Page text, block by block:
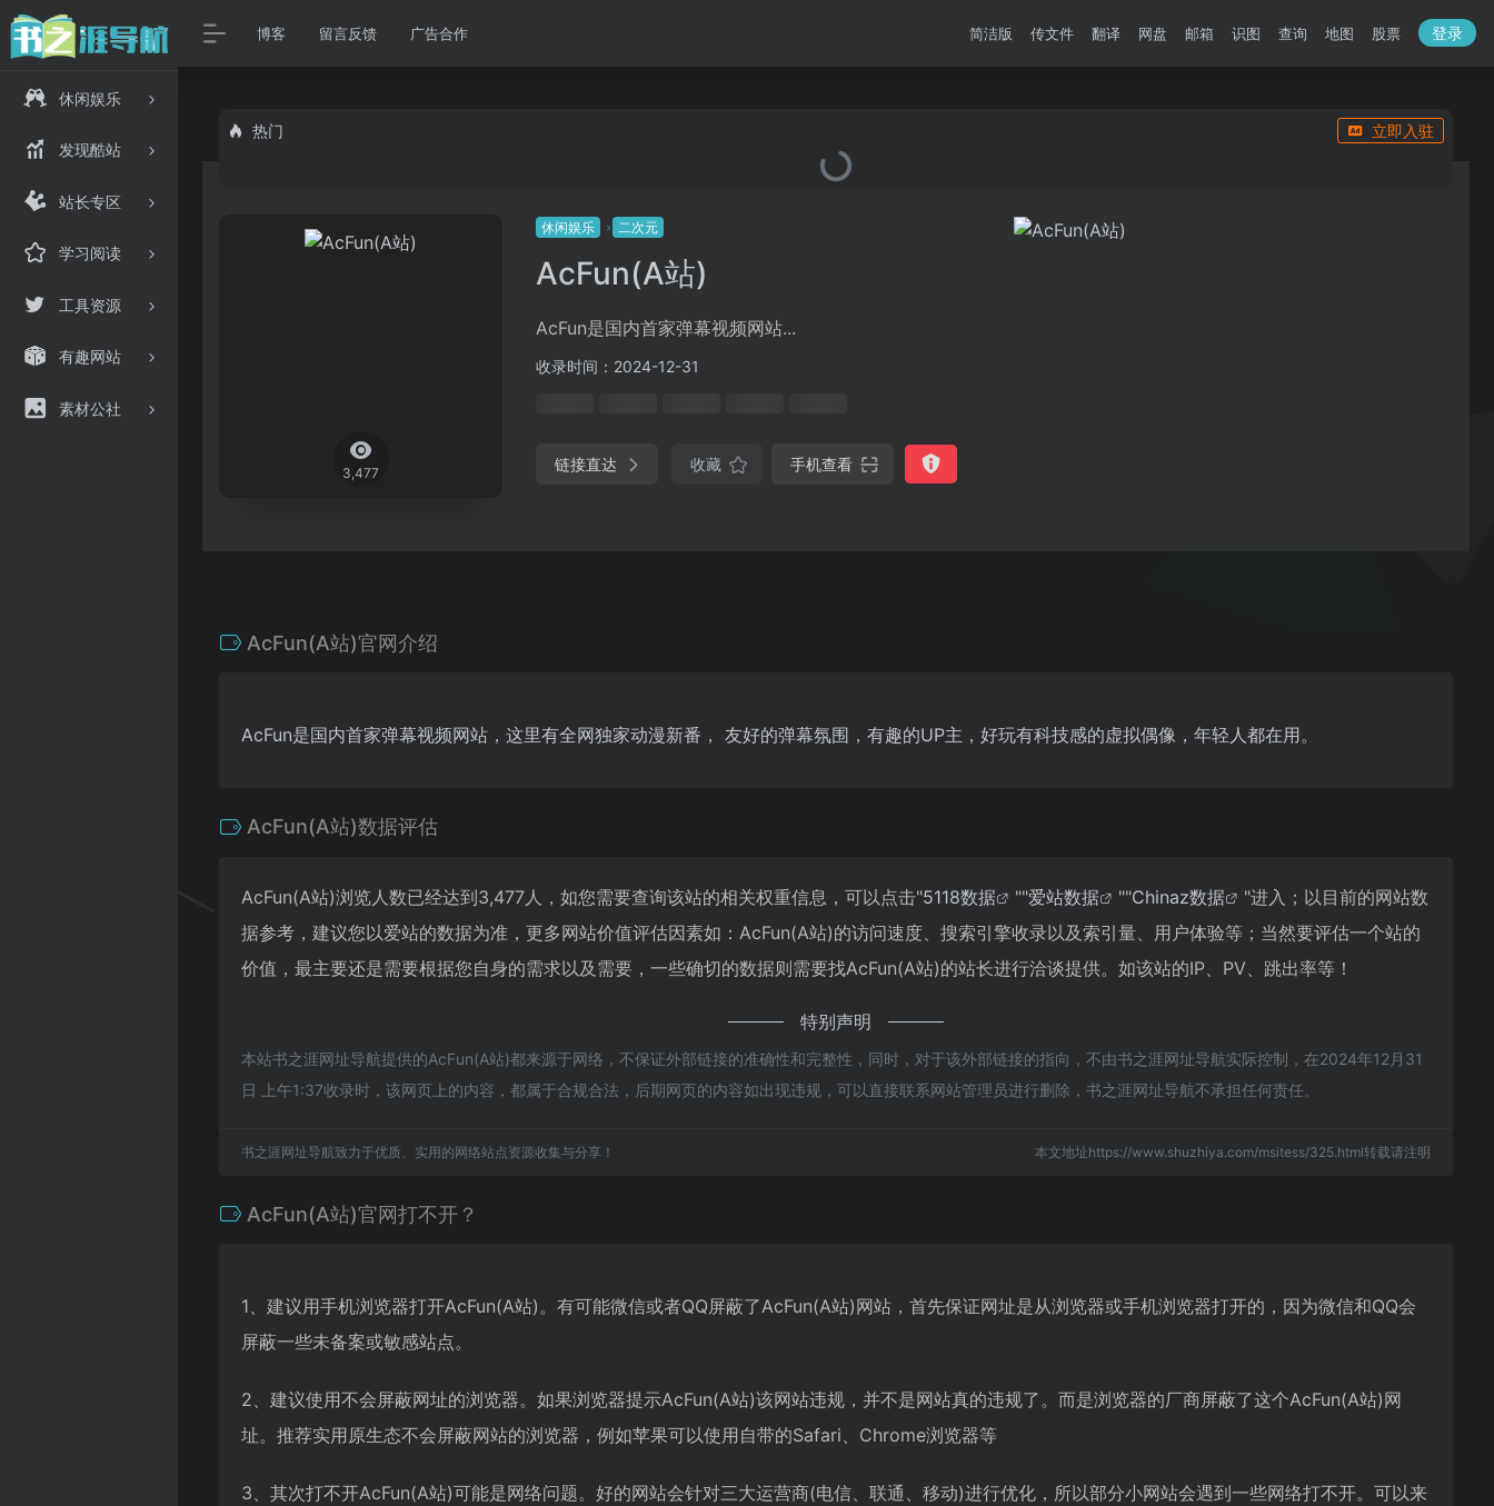
休闲娱乐
发现酷站
站长专区
学习阅读
工具资源
有趣网站
素材公社
博客 留言反馈 广告合作 简洁版 传文件 翻译 网盘 邮箱 识图 查询 地图 股票 登录
热门 立即入驻
3,477
休闲娱乐 二次元
AcFun(A站)
AcFun是国内首家弹幕视频网站...
收录时间：2024-12-31
链接直达 收藏 手机查看
AcFun(A站)官网介绍
AcFun是国内首家弹幕视频网站，这里有全网独家动漫新番， 友好的弹幕氛围，有趣的UP主，好玩有科技感的虚拟偶像，年轻人都在用。
AcFun(A站)数据评估
AcFun(A站)浏览人数已经达到3,477人，如您需要查询该站的相关权重信息，可以点击"5118数据 ""爱站数据 ""Chinaz数据
"进入；以目前的网站数
据参考，建议您以爱站的数据为准，更多网站价值评估因素如：AcFun(A站)的访问速度、搜索引擎收录以及索引量、用户体验等；当然要评估一个站的
价值，最主要还是需要根据您自身的需求以及需要，一些确切的数据则需要找AcFun(A站)的站长进行洽谈提供。如该站的IP、PV、跳出率等！
特别声明
本站书之涯网址导航提供的AcFun(A站)都来源于网络，不保证外部链接的准确性和完整性，同时，对于该外部链接的指向，不由书之涯网址导航实际控制，在2024年12月31
日 上午1:37收录时，该网页上的内容，都属于合规合法，后期网页的内容如出现违规，可以直接联系网站管理员进行删除，书之涯网址导航不承担任何责任。
书之涯网址导航致力于优质、实用的网络站点资源收集与分享！ 本文地址https://www.shuzhiya.com/msitess/325.html转载请注明
AcFun(A站)官网打不开？
1、建议用手机浏览器打开AcFun(A站)。有可能微信或者QQ屏蔽了AcFun(A站)网站，首先保证网址是从浏览器或手机浏览器打开的，因为微信和QQ会
屏蔽一些未备案或敏感站点。
2、建议使用不会屏蔽网址的浏览器。如果浏览器提示AcFun(A站)该网站违规，并不是网站真的违规了。而是浏览器的厂商屏蔽了这个AcFun(A站)网
址。推荐实用原生态不会屏蔽网站的浏览器，例如苹果可以使用自带的Safari、Chrome浏览器等
3、其次打不开AcFun(A站)可能是网络问题。好的网站会针对三大运营商(电信、联通、移动)进行优化，所以部分小网站会遇到一些网络打不开。可以来